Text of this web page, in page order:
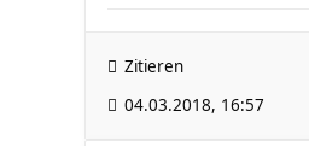
Zitieren
04.03.2018, 16:57